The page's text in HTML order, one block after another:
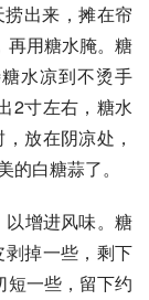
出来，摊在帘
再用糖水腌。糖
水凉到不烫手
2寸左右，糖水
放在阴凉处，
白糖蒜了。
增进风味。糖
掉一些，剩下
短一些，留下约